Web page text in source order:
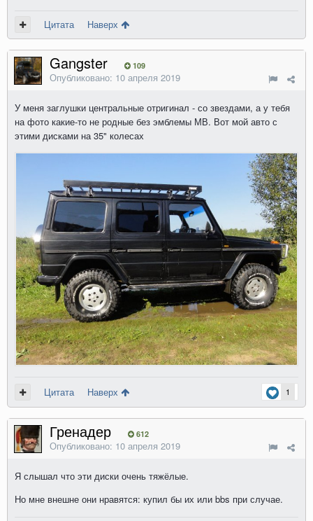
Цитата Наверх
Gangster 109
Опубликовано: 10 апреля 2019
У меня заглушки центральные отригинал - со звездами, а у тебя
на фото какие-то не родные без эмблемы МВ. Вот мой авто с
этими дисками на 35" колесах
1
Цитата Наверх
Гренадер 612
Опубликовано: 10 апреля 2019
Я слышал что эти диски очень тяжёлые.
Но мне внешне они нравятся: купил бы их или bbs при случае.